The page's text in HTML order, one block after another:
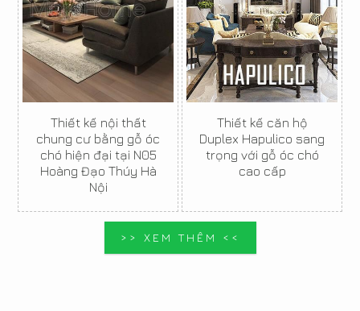
Thiết kế nội thất
chung cư bằng gỗ óc
chó hiện đại tại N05
Hoàng Đạo Thúy Hà
Nội
Thiết kế căn hộ
Duplex Hapulico sang
trọng với gỗ óc chó
cao cấp
>> XEM THÊM <<